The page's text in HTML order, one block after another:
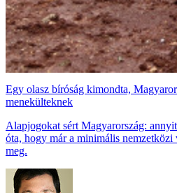
Egy olasz bíróság kimondta,
menekülteknek
Alapjogokat sért Magyarország:
óta, hogy már a minimális nemzetközi
meg.